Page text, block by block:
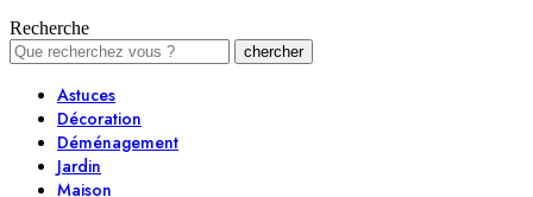
Recherche
Astuces
Décoration
Déménagement
Jardin
Maison